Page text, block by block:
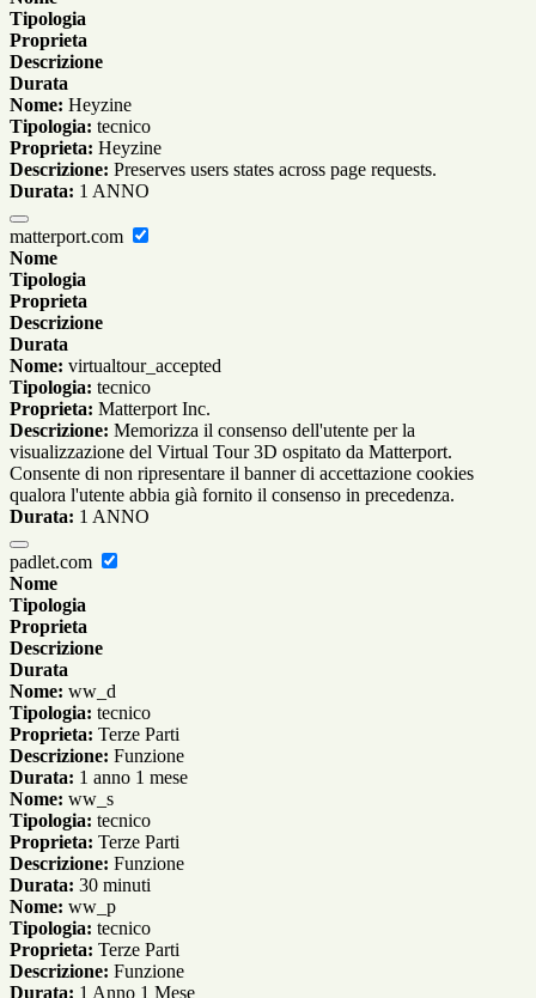
Tipologia
Proprieta
Descrizione
Durata
Nome: Heyzine
Tipologia: tecnico
Proprieta: Heyzine
Descrizione: Preserves users states across page requests.
Durata: 1 ANNO
matterport.com
Nome
Tipologia
Proprieta
Descrizione
Durata
Nome: virtualtour_accepted
Tipologia: tecnico
Proprieta: Matterport Inc.
Descrizione: Memorizza il consenso dell'utente per la
visualizzazione del Virtual Tour 3D ospitato da Matterport.
Consente di non ripresentare il banner di accettazione cookies
qualora l'utente abbia già fornito il consenso in precedenza.
Durata: 1 ANNO
padlet.com
Nome
Tipologia
Proprieta
Descrizione
Durata
Nome: ww_d
Tipologia: tecnico
Proprieta: Terze Parti
Descrizione: Funzione
Durata: 1 anno 1 mese
Nome: ww_s
Tipologia: tecnico
Proprieta: Terze Parti
Descrizione: Funzione
Durata: 30 minuti
Nome: ww_p
Tipologia: tecnico
Proprieta: Terze Parti
Descrizione: Funzione
Durata: 1 Anno 1 Mese